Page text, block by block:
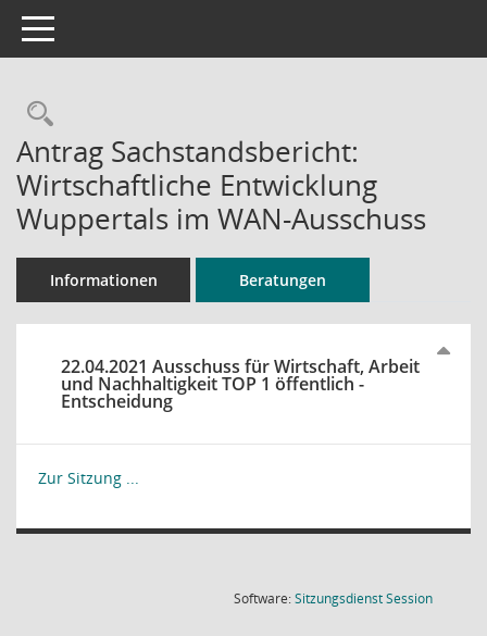
Toggle navigation
Rechercheauswahl
Antrag Sachstandsbericht:
Wirtschaftliche Entwicklung
Wuppertals im WAN-Ausschuss
Informationen Beratungen
22.04.2021 Ausschuss für Wirtschaft, Arbeit
und Nachhaltigkeit TOP 1 öffentlich -
Entscheidung
Zur Sitzung ...
Software:SitzungsdienstSession(Wird in